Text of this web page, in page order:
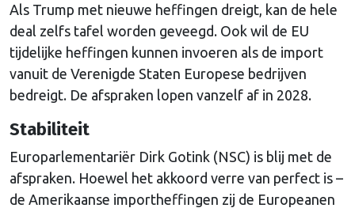
Als Trump met nieuwe heffingen dreigt, kan de hele
deal zelfs tafel worden geveegd. Ook wil de EU
tijdelijke heffingen kunnen invoeren als de import
vanuit de Verenigde Staten Europese bedrijven
bedreigt. De afspraken lopen vanzelf af in 2028.
Stabiliteit
Europarlementariër Dirk Gotink (NSC) is blij met de
afspraken. Hoewel het akkoord verre van perfect is –
de Amerikaanse importheffingen zij de Europeanen